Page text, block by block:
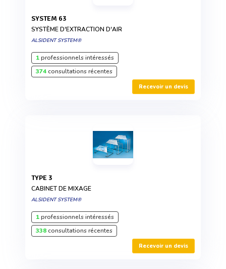
SYSTEM 63
SYSTÈME D'EXTRACTION D'AIR
ALSIDENT SYSTEM®
1professionnels intéressés
374consultations récentes
Recevoir un devis
TYPE 3
CABINET DE MIXAGE
ALSIDENT SYSTEM®
1professionnels intéressés
338consultations récentes
Recevoir un devis